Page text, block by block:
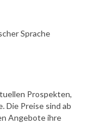
Sprache
Prospekten,
Die Preise sind ab
Angebote ihre